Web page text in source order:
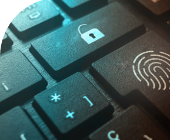
CAM Santiago
Unidades de Servicios